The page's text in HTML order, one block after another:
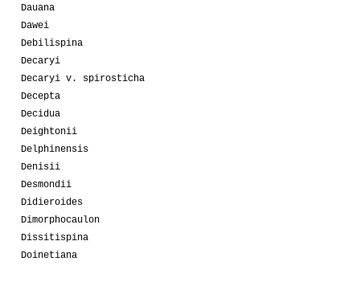
Dauana
Dawei
Debilispina
Decaryi
Decaryi v. spirosticha
Decepta
Decidua
Deightonii
Delphinensis
Denisii
Desmondii
Didieroides
Dimorphocaulon
Dissitispina
Doinetiana